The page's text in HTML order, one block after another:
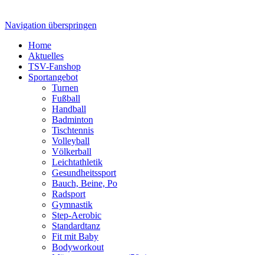
Navigation überspringen
Home
Aktuelles
TSV-Fanshop
Sportangebot
Turnen
Fußball
Handball
Badminton
Tischtennis
Volleyball
Völkerball
Leichtathletik
Gesundheitssport
Bauch, Beine, Po
Radsport
Gymnastik
Step-Aerobic
Standardtanz
Fit mit Baby
Bodyworkout